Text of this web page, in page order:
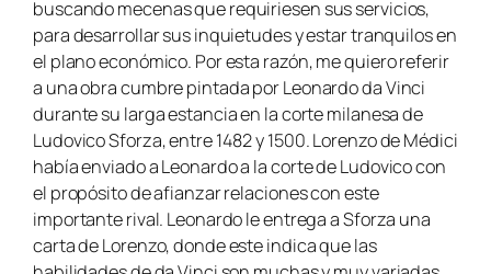
buscando mecenas que requiriesen sus servicios,
para desarrollar sus inquietudes y estar tranquilos en
el plano económico. Por esta razón, me quiero referir
a una obra cumbre pintada por Leonardo da Vinci
durante su larga estancia en la corte milanesa de
Ludovico Sforza, entre 1482 y 1500. Lorenzo de Médici
había enviado a Leonardo a la corte de Ludovico con
el propósito de afianzar relaciones con este
importante rival. Leonardo le entrega a Sforza una
carta de Lorenzo, donde este indica que las